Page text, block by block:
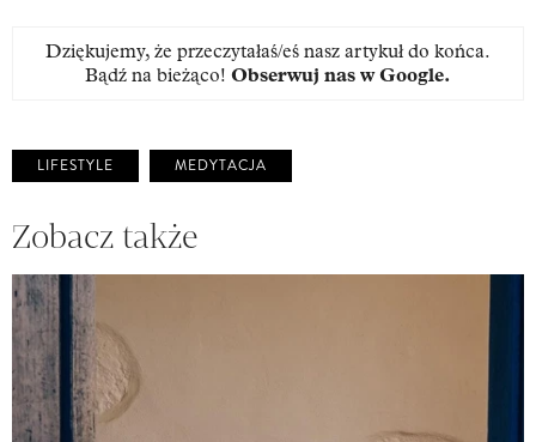
Dziękujemy, że przeczytałaś/eś nasz artykuł do końca.
Bądź na bieżąco! Obserwuj nas w Google.
LIFESTYLE MEDYTACJA
Zobacz także